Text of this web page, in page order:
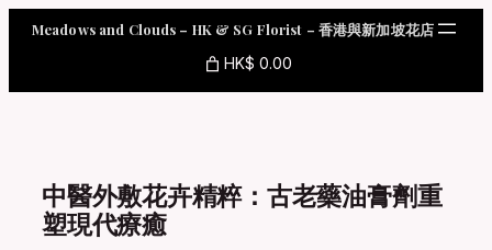
Meadows and Clouds – HK & SG Florist – 香港與新加坡花店
HK$ 0.00
中醫外敷花卉精粹：古老藥油膏劑重
塑現代療癒